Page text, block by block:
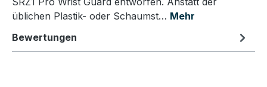
üblichen Plastik- oder Schaumst… Mehr
Bewertungen